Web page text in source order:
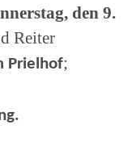
den 9.
Reiter
Prielhof;